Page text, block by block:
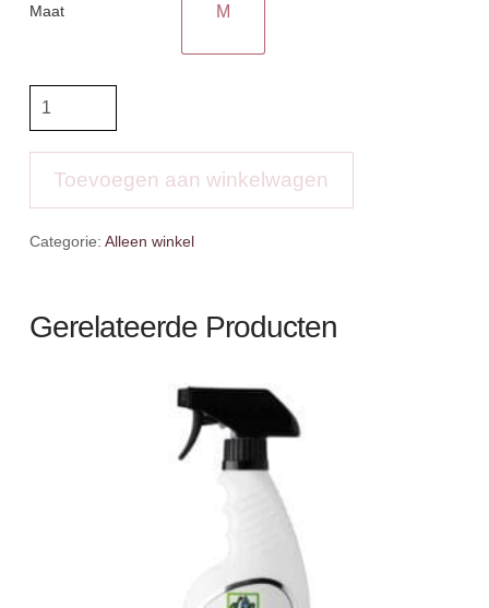
Maat M
Toevoegen aan winkelwagen
Categorie: Alleen winkel
Gerelateerde Producten